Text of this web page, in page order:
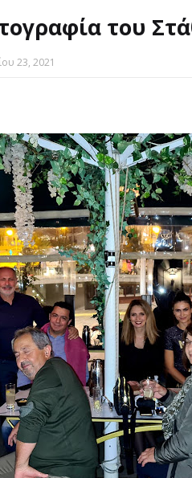
του
23, 2021